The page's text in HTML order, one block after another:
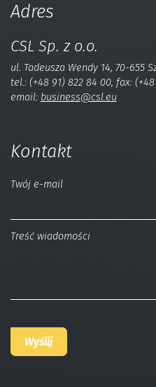
Adres
CSL Sp. z o.o.
ul. Tadeusza Wendy 14, 70-655
tel.: (+48 91) 822 84 00, fax:
email: business@csl.eu
Kontakt
Twój e-mail
Treść wiadomości